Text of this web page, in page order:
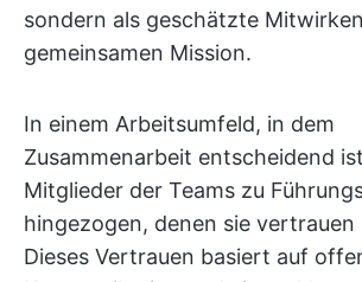
sondern als geschätzte
gemeinsamen Mission.
In einem Arbeitsumfeld, in dem
Zusammenarbeit entscheidend
Mitglieder der Teams zu
hingezogen, denen sie vertrauen
Dieses Vertrauen basiert auf